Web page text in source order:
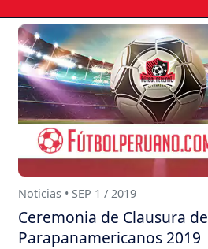
Noticias • SEP 1 / 2019
Ceremonia de Clausura de
Parapanamericanos 2019